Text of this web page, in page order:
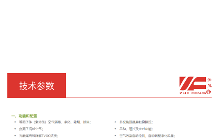
技术参数